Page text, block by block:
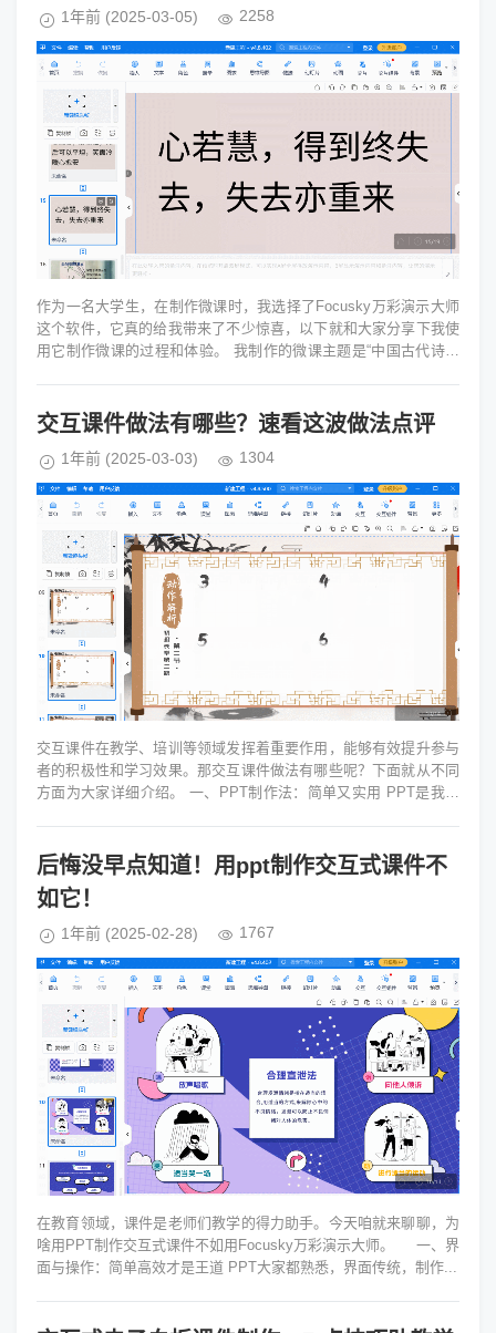
1年前 (2025-03-05) 2258
作为一名大学生，在制作微课时，我选择了Focusky万彩演示大师
这个软件，它真的给我带来了不少惊喜，以下就和大家分享下我使
用它制作微课的过程和体验。 我制作的微课主题是“中国古代诗词
交互课件做法有哪些？速看这波做法点评
1年前 (2025-03-03) 1304
交互课件在教学、培训等领域发挥着重要作用，能够有效提升参与
者的积极性和学习效果。那交互课件做法有哪些呢？下面就从不同
方面为大家详细介绍。 一、PPT制作法：简单又实用 PPT是我们
后悔没早点知道！用ppt制作交互式课件不
如它！
1年前 (2025-02-28) 1767
在教育领域，课件是老师们教学的得力助手。今天咱就来聊聊，为
啥用PPT制作交互式课件不如用Focusky万彩演示大师。 一、界
面与操作：简单高效才是王道 PPT大家都熟悉，界面传统，制作...